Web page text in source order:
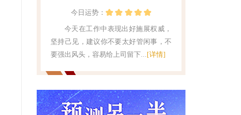
今日 运势：
今天在工作中表现出好施展权威，
坚持己见，建议你不要太好管闲事，不
要强出风头，容易给上司留下... [详情]